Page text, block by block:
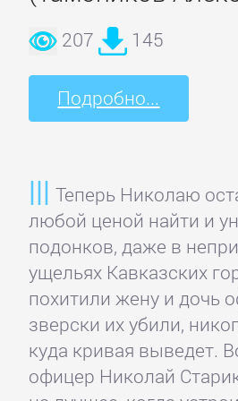
207 145
Подробно...
Теперь Николаю
любой ценой найти и
подонков, даже в
ущельях Кавказских
похитили жену и дочь
зверски их убили,
куда кривая выведет.
офицер Николай
и
животные
Развлечения
Огород
Сделай
Сам